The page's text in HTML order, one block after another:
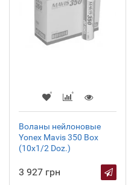
Воланы нейлоновые
Yonex Mavis 350 Box
(10x1/2 Doz.)
3 927 грн